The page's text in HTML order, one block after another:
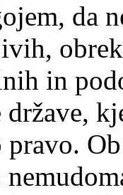
da
in
države,